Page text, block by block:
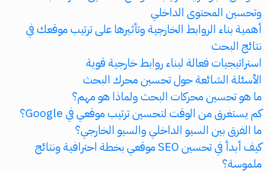
وتحسين المحتوى الداخلي
أهمية بناء الروابط الخارجية وتأثيرها على ترتيب موقعك في
نتائج البحث
استراتيجيات فعالة لبناء روابط خارجية قوية
الأسئلة الشائعة حول تحسين محرك البحث
ما هو تحسين محركات البحث ولماذا هو مهم؟
كم يستغرق من الوقت لتحسين ترتيب موقعي في Google؟
ما الفرق بين السيو الداخلي والسيو الخارجي؟
كيف أبدأ في تحسين SEO موقعي بخطة احترافية ونتائج
ملموسة؟